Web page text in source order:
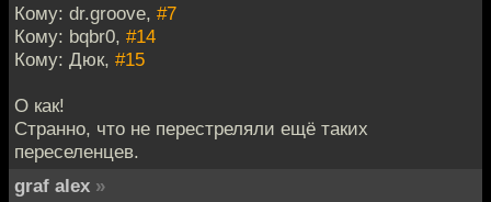
Кому: dr.groove, #7
Кому: bqbr0, #14
Кому: Дюк, #15
О как!
Странно, что не перестреляли ещё таких
переселенцев.
graf alex »